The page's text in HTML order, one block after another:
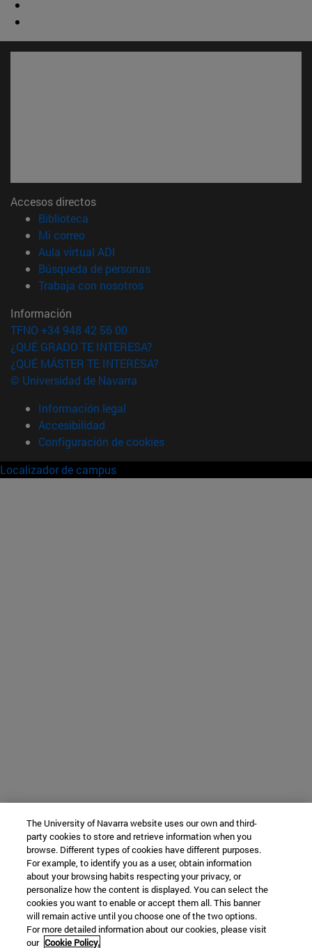
Accesos directos
Biblioteca
Mi correo(abre en nueva ventana)
Aula virtual ADI
Búsqueda de personas(abre en nueva ventana)
Trabaja con nosotros(abre en nueva ventana)
Información
TFNO +34 948 42 56 00
¿QUÉ GRADO TE INTERESA?
¿QUÉ MÁSTER TE INTERESA?
© Universidad de Navarra
Información legal
Accesibilidad
Configuración de cookies
Localizador de campus
The University of Navarra website uses our own and third-
party cookies to store and retrieve information when you
browse. Different types of cookies have different purposes.
For example, to identify you as a user, obtain information
about your browsing habits respecting your privacy, or
personalize how the content is displayed. You can select the
cookies you want to enable or accept them all. This banner
will remain active until you choose one of the two options.
For more detailed information about our cookies, please visit
our Cookie Policy.